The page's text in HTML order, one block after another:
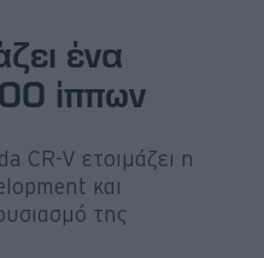
ένα
ίππων
CR-V ετοιμάζει η
και
της